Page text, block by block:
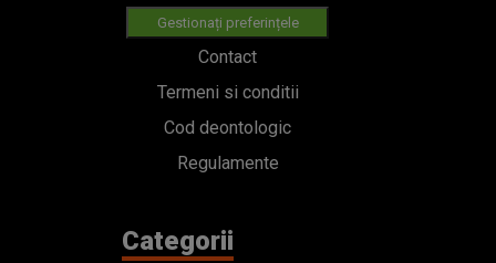
Gestionați preferințele
Contact
Termeni si conditii
Cod deontologic
Regulamente
Categorii